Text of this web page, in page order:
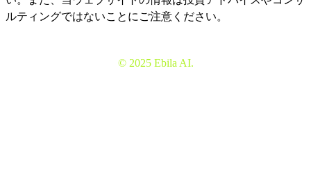
ルティングではないことにご注意ください。
© 2025 Ebila AI.